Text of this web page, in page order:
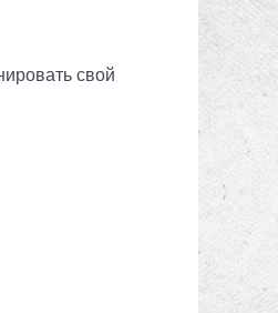
свой